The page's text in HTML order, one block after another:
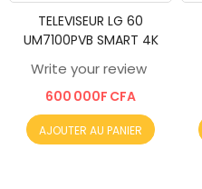
TELEVISEUR LG 60
UM7100PVB SMART 4K
Write your review
600 000F CFA
AJOUTER AU PANIER